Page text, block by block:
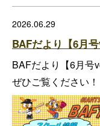
2026.06.29
BAFだより【6月号
BAFだより【6月号
ぜひご覧ください！